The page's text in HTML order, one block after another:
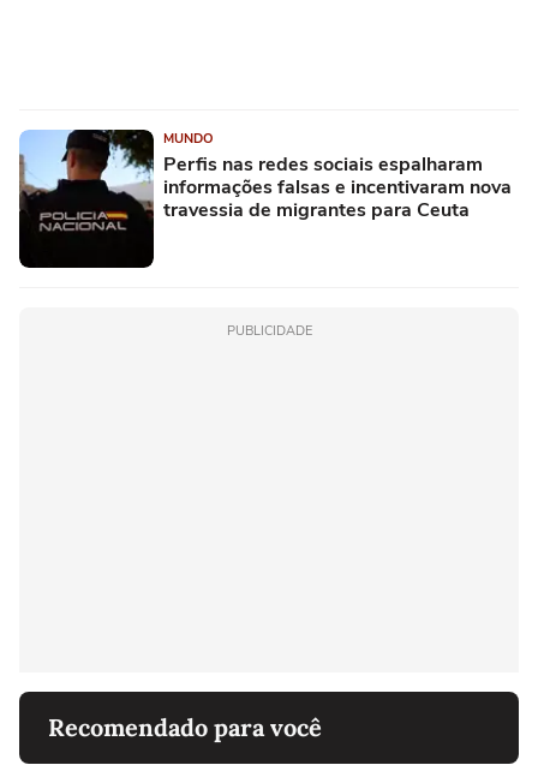
MUNDO
Perfis nas redes sociais espalharam
informações falsas e incentivaram nova
travessia de migrantes para Ceuta
PUBLICIDADE
Recomendado para você